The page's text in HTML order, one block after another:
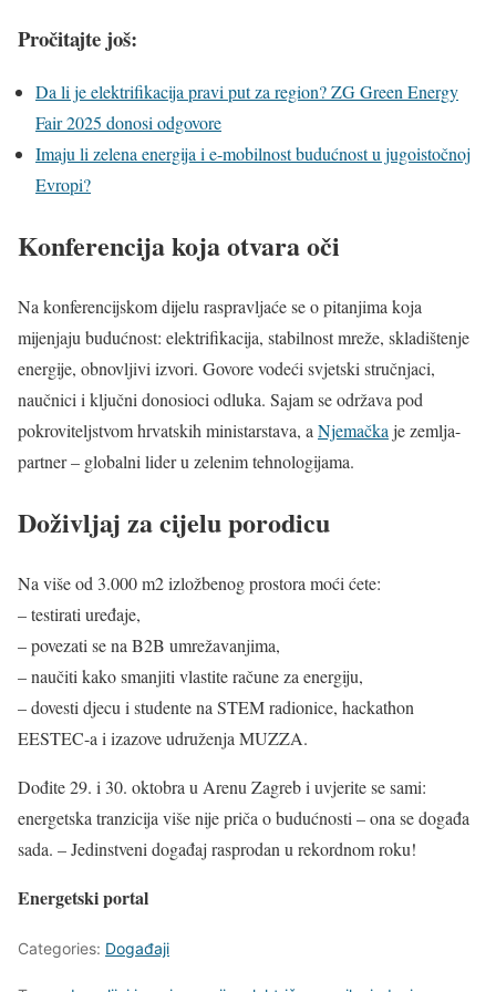
Pročitajte još:
Da li je elektrifikacija pravi put za region? ZG Green Energy
Fair 2025 donosi odgovore
Imaju li zelena energija i e-mobilnost budućnost u jugoistočnoj
Evropi?
Konferencija koja otvara oči
Na konferencijskom dijelu raspravljaće se o pitanjima koja
mijenjaju budućnost: elektrifikacija, stabilnost mreže, skladištenje
energije, obnovljivi izvori. Govore vodeći svjetski stručnjaci,
naučnici i ključni donosioci odluka. Sajam se održava pod
pokroviteljstvom hrvatskih ministarstava, aNjemačkaje zemlja-
partner – globalni lider u zelenim tehnologijama.
Doživljaj za cijelu porodicu
Na više od 3.000 m2 izložbenog prostora moći ćete:
– testirati uređaje,
– povezati se na B2B umrežavanjima,
– naučiti kako smanjiti vlastite račune za energiju,
– dovesti djecu i studente na STEM radionice, hackathon
EESTEC-a i izazove udruženja MUZZA.
Dođite 29. i 30. oktobra u Arenu Zagreb i uvjerite se sami:
energetska tranzicija više nije priča o budućnosti – ona se događa
sada. – Jedinstveni događaj rasprodan u rekordnom roku!
Energetski portal
Categories: Događaji